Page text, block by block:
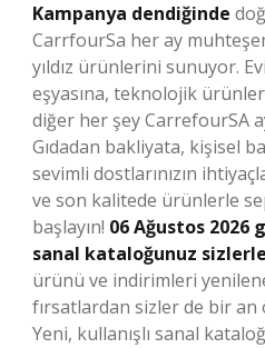
Kampanya dendiğinde
CarrfourSa her ay
yıldız ürünlerini sunuyor.
eşyasına, teknolojik
diğer her şey CarrefourSA
Gıdadan bakliyata, kişisel
sevimli dostlarınızın
ve son kalitede ürünlerle
başlayın! 06 Ağustos
sanal kataloğunuz
ürünü ve indirimleri
fırsatlardan sizler de bir an
Yeni, kullanışlı sanal